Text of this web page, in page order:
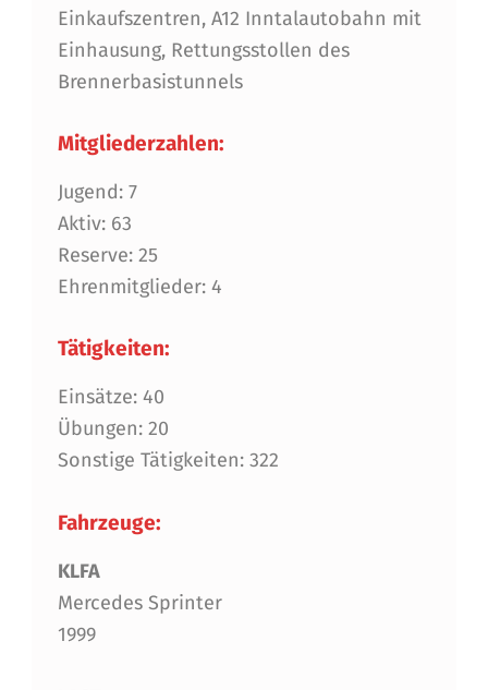
Einkaufszentren, A12 Inntalautobahn mit
Einhausung, Rettungsstollen des
Brennerbasistunnels
Mitgliederzahlen:
Jugend: 7
Aktiv: 63
Reserve: 25
Ehrenmitglieder: 4
Tätigkeiten:
Einsätze: 40
Übungen: 20
Sonstige Tätigkeiten: 322
Fahrzeuge:
KLFA
Mercedes Sprinter
1999